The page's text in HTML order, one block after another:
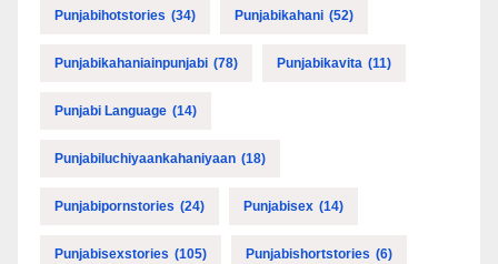
Punjabihotstories (34) Punjabikahani (52)
Punjabikahaniainpunjabi (78) Punjabikavita (11)
Punjabi Language (14)
Punjabiluchiyaankahaniyaan (18)
Punjabipornstories (24) Punjabisex (14)
Punjabisexstories (105) Punjabishortstories (6)